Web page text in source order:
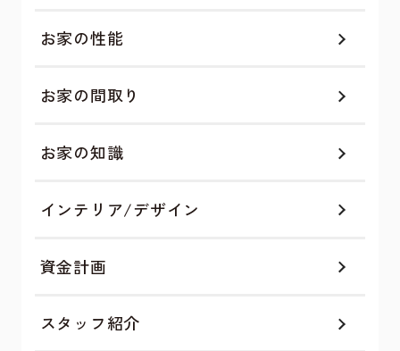
お家の性能
お家の間取り
お家の知識
インテリア/デザイン
資金計画
スタッフ紹介